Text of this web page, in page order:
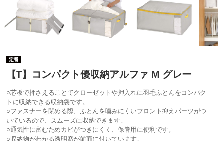
定番
【T】コンパクト優収納アルファ M グレー
○芯板で押さえることでクローゼットや押入れに羽毛ふとんをコンパク
トに収納できる収納袋です。
○ファスナーを閉める際、ふとんを噛みにくいフロント抑えパーツがつ
いているので、スムーズに収納できます。
○通気性に富むためカビがつきにくく、保管用に便利です。
○収納物がわかる透明窓が前面に付いています。